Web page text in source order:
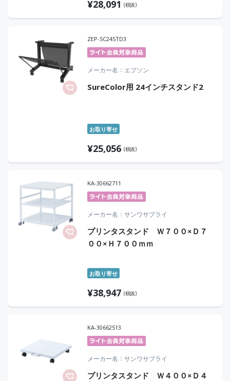
¥28,091 (税抜)
ZEP-SC24STD3
メーカー名 エプソン
SureColor用 24インチスタンド2
お取り寄せ
¥25,056 (税抜)
KA-30662711
メーカー名 サンワサプライ
プリンタスタンド Ｗ７００×Ｄ７
００×Ｈ７００ｍｍ
お取り寄せ
¥38,947 (税抜)
KA-30662513
メーカー名 サンワサプライ
プリンタスタンド Ｗ４００×Ｄ４